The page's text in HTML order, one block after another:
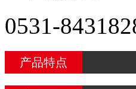
0531-
产品特点